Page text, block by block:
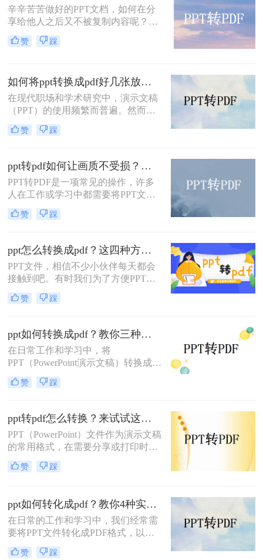
辛辛苦苦做好的PPT文档，如何在分
享给他人之后又不被复制内容呢？我
们可以将PPT如何导出为pdf，大家也
知道PDF文件是不易编辑的，它是专
格式，那么如何将PPT转pdf呢？下面
就来看看吧。
赞 踩
如何将ppt转换成pdf好几张放在一页？分享三种简单且高效的方法！
在现代职场和学术研究中，演示文稿
（PPT）的使用频繁而普遍。然而，
有时候我们希望将PPT转换为PDF格
式，以便更方便地打印、分享或存
个页面放在一个PDF页面中，以便节
省空间和纸张。那么如何将ppt转换成
pdf好几张放在一页呢？在本文中，我
们将介绍三种简单且高效的方法，以
满足这些需求。
赞 踩
ppt转pdf如何让画质不受损？推荐这三个实用方法给你！
PPT转PDF是一项常见的操作，许多
人在工作或学习中都需要将PPT文件
转换为PDF格式，以便于分享和阅
览。然而，转换过程中往往会面临一
么，PPT转PDF如何让画质不受损
呢？本文将从多个方面为您详细介绍
PPT转PDF的画质保留技巧，让您的
转换过程更加顺利和高效。
赞 踩
ppt怎么转换成pdf？这四种方法，老板用了都给满分！
PPT文件，相信不少小伙伴每天都会
接触到吧。有时我们为了方便PPT文
件的传输，会将PPT文件转换成PDF
格式，这样子也方便大家在各种设备
换成pdf吗？有需要进行PPT转PDF格
式的小伙伴，今天我就来为你们分享
四种不错的方法。
赞 踩
ppt如何转换成pdf？教你三种简单有效的方法！
在日常工作和学习中，将
PPT（PowerPoint演示文稿）转换成
PDF（Portable Document Format）文
件是一项常见的需求。PDF格式因其
而广受欢迎。那么PPT如何转换成
PDF呢？本文将介绍三种将PPT转换
成PDF的方法。
赞 踩
ppt转pdf怎么转换？来试试这三种常用转换方法！
PPT（PowerPoint）文件作为演示文稿
的常用格式，在需要分享或打印时，
转换为PDF（Portable Document
Format）格式可以确保其内容的完整
换为PDF的方法。
赞 踩
ppt如何转化成pdf？教你4种实用转换方法!
在日常的工作和学习中，我们经常需
要将PPT文件转化成PDF格式，以便
更好地进行分享、打印或存档。那么
PPT如何转化成PDF呢？本文将介绍
赞 踩